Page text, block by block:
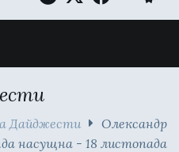
Дайджести
Олександр
насущна - 18 листопада